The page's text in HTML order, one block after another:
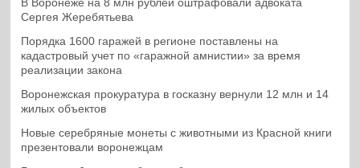
В Воронеже на 8 млн рублей оштрафовали адвоката
Сергея Жеребятьева
Порядка 1600 гаражей в регионе поставлены на
кадастровый учет по «гаражной амнистии» за время
реализации закона
Воронежская прокуратура в госказну вернули 12 млн и 14
жилых объектов
Новые серебряные монеты с животными из Красной книги
презентовали воронежцам